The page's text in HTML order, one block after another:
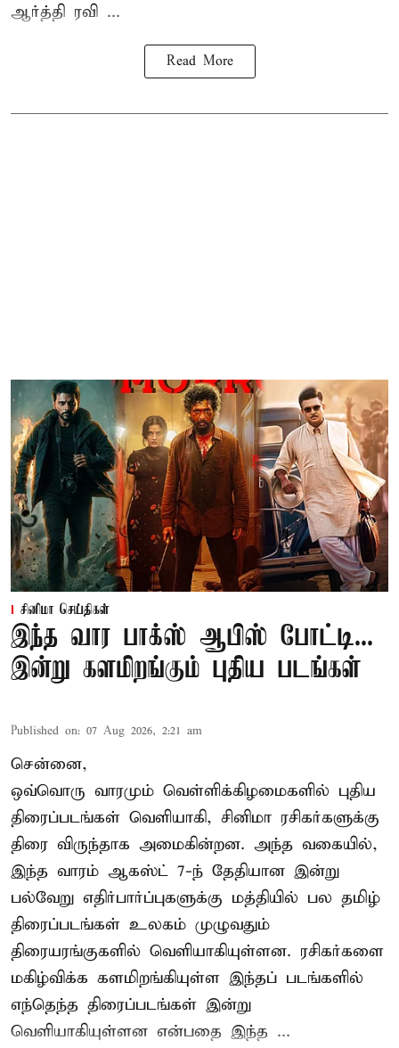
ஆர்த்தி ரவி ...
Read More
சினிமா செய்திகள்
இந்த வார பாக்ஸ் ஆபிஸ் போட்டி...
இன்று களமிறங்கும் புதிய படங்கள்
Published on: 07 Aug 2026, 2:21 am
சென்னை,
ஒவ்வொரு வாரமும் வெள்ளிக்கிழமைகளில் புதிய
திரைப்படங்கள் வெளியாகி, சினிமா ரசிகர்களுக்கு
திரை விருந்தாக அமைகின்றன. அந்த வகையில்,
இந்த வாரம் ஆகஸ்ட் 7-ந் தேதியான இன்று
பல்வேறு எதிர்பார்ப்புகளுக்கு மத்தியில் பல தமிழ்
திரைப்படங்கள் உலகம் முழுவதும்
திரையரங்குகளில் வெளியாகியுள்ளன. ரசிகர்களை
மகிழ்விக்க களமிறங்கியுள்ள இந்தப் படங்களில்
எந்தெந்த திரைப்படங்கள் இன்று
வெளியாகியுள்ளன என்பதை இந்த ...